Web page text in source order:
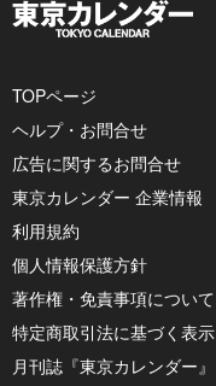
TOPページ
ヘルプ・お問合せ
広告に関するお問合せ
東京カレンダー 企業情報
利用規約
個人情報保護方針
著作権・免責事項について
特定商取引法に基づく表示
月刊誌『東京カレンダー』